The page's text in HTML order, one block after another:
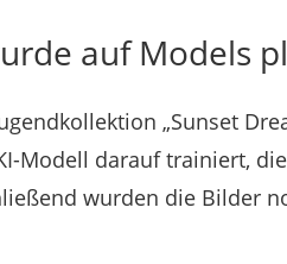
auf Models
„Sunset
Modell darauf trainiert,
wurden die Bilder